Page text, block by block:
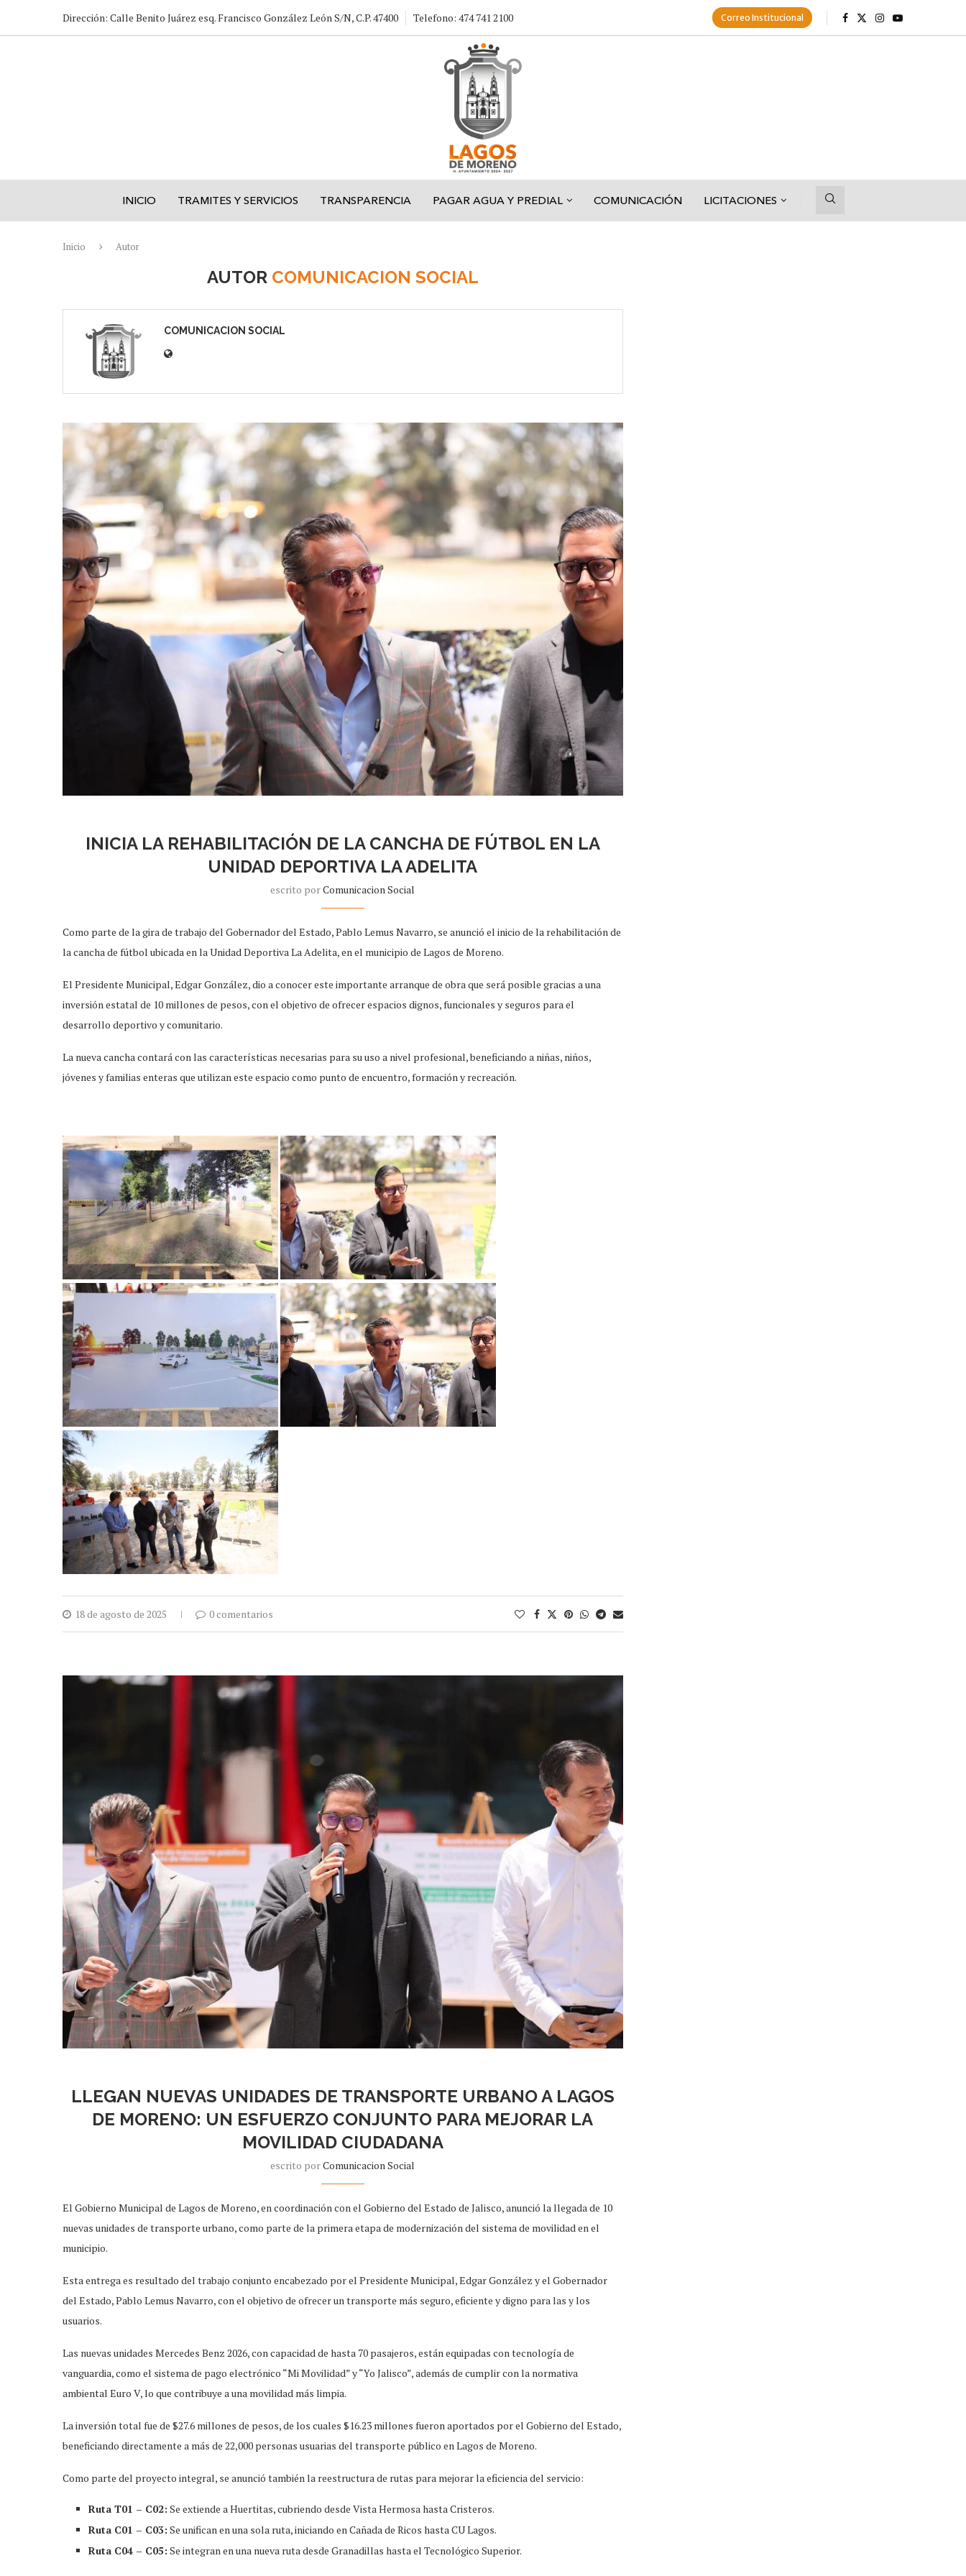
Dirección: Calle Benito Juárez esq. Francisco González León S/N, C.P. 47400 Telefono: 474 741 2100 Correo Institucional
INICIO TRAMITES Y SERVICIOS TRANSPARENCIA PAGAR AGUA Y PREDIAL COMUNICACIÓN LICITACIONES
Inicio Autor
AUTOR COMUNICACION SOCIAL
COMUNICACION SOCIAL
INICIA LA REHABILITACIÓN DE LA CANCHA DE FÚTBOL EN LA
UNIDAD DEPORTIVA LA ADELITA
escrito porComunicacion Social
Como parte de la gira de trabajo del Gobernador del Estado, Pablo Lemus Navarro, se anunció el inicio de la rehabilitación de
la cancha de fútbol ubicada en la Unidad Deportiva La Adelita, en el municipio de Lagos de Moreno.
El Presidente Municipal, Edgar González, dio a conocer este importante arranque de obra que será posible gracias a una
inversión estatal de 10 millones de pesos, con el objetivo de ofrecer espacios dignos, funcionales y seguros para el
desarrollo deportivo y comunitario.
La nueva cancha contará con las características necesarias para su uso a nivel profesional, beneficiando a niñas, niños,
jóvenes y familias enteras que utilizan este espacio como punto de encuentro, formación y recreación.
18 de agosto de 2025 0 comentarios
LLEGAN NUEVAS UNIDADES DE TRANSPORTE URBANO A LAGOS
DE MORENO: UN ESFUERZO CONJUNTO PARA MEJORAR LA
MOVILIDAD CIUDADANA
escrito porComunicacion Social
El Gobierno Municipal de Lagos de Moreno, en coordinación con el Gobierno del Estado de Jalisco, anunció la llegada de 10
nuevas unidades de transporte urbano, como parte de la primera etapa de modernización del sistema de movilidad en el
municipio.
Esta entrega es resultado del trabajo conjunto encabezado por el Presidente Municipal, Edgar González y el Gobernador
del Estado, Pablo Lemus Navarro, con el objetivo de ofrecer un transporte más seguro, eficiente y digno para las y los
usuarios.
Las nuevas unidades Mercedes Benz 2026, con capacidad de hasta 70 pasajeros, están equipadas con tecnología de
vanguardia, como el sistema de pago electrónico “Mi Movilidad” y “Yo Jalisco”, además de cumplir con la normativa
ambiental Euro V, lo que contribuye a una movilidad más limpia.
La inversión total fue de $27.6 millones de pesos, de los cuales $16.23 millones fueron aportados por el Gobierno del Estado,
beneficiando directamente a más de 22,000 personas usuarias del transporte público en Lagos de Moreno.
Como parte del proyecto integral, se anunció también la reestructura de rutas para mejorar la eficiencia del servicio:
Ruta T01 – C02: Se extiende a Huertitas, cubriendo desde Vista Hermosa hasta Cristeros.
Ruta C01 – C03: Se unifican en una sola ruta, iniciando en Cañada de Ricos hasta CU Lagos.
Ruta C04 – C05: Se integran en una nueva ruta desde Granadillas hasta el Tecnológico Superior.